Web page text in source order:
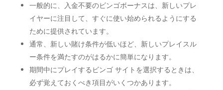
一般的に、入金不要のビンゴボーナスは、新しいプレ
イヤーに注目して、すぐに使い始められるようにする
ために提供されています。
通常、新しい賭け条件が低いほど、新しいプレイスル
ー条件を満たすのがはるかに簡単になります。
期間中にプレイするビンゴ サイトを選択するときは、
必ず覚えておくべき項目がいくつかあります。